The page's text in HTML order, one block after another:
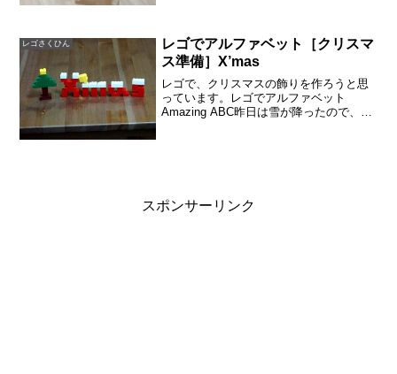
なってしまいます。
レゴさくひん
レゴでアルファベット［クリスマ
ス準備］X’mas
レゴで、クリスマスの飾りを作ろうと思
っています。レゴでアルファベット
Amazing ABC昨日は雪が降ったので、文
スポンサーリンク